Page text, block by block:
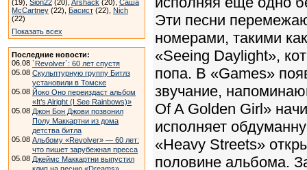
(19), Sion22 (20), Arshack (20), Саша
McCartney (22), Басист (22), Nich
(22)
Показать всех
Последние новости:
06.08 `Revolver`: 60 лет спустя
05.08 Скульптурную группу Битлз
установили в Томске
05.08 Йоко Оно переиздаст альбом
«It’s Alright (I See Rainbows)»
05.08 Джон Бон Джови позвонил
Полу Маккартни из дома
детства битла
05.08 Альбому «Revolver» — 60 лет:
что пишет зарубежная пресса
05.08 Джеймс Маккартни выпустил
Эти песни
номерами, такими
«Seeing Daylight»,
попа. В «Games»
звучание,
Of A Golden Girl»
исполняет
«Heavy Streets»
половине альбома.